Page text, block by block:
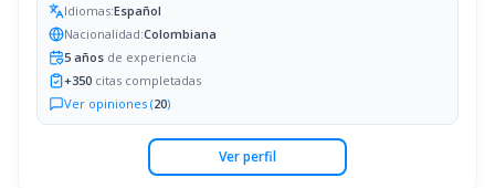
Idiomas:Español
Nacionalidad:Colombiana
5 años de experiencia
+350 citas completadas
Ver opiniones (20)
Ver perfil